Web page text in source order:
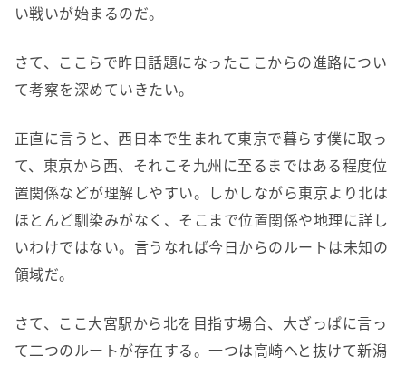
い戦いが始まるのだ。
さて、ここらで昨日話題になったここからの進路につい
て考察を深めていきたい。
正直に言うと、西日本で生まれて東京で暮らす僕に取っ
て、東京から西、それこそ九州に至るまではある程度位
置関係などが理解しやすい。しかしながら東京より北は
ほとんど馴染みがなく、そこまで位置関係や地理に詳し
いわけではない。言うなれば今日からのルートは未知の
領域だ。
さて、ここ大宮駅から北を目指す場合、大ざっぱに言っ
て二つのルートが存在する。一つは高崎へと抜けて新潟